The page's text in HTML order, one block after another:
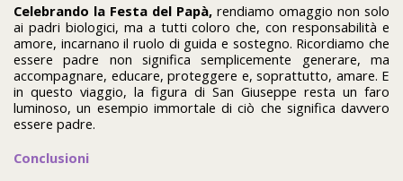
Celebrando la Festa del Papà, rendiamo omaggio non solo
ai padri biologici, ma a tutti coloro che, con responsabilità e
amore, incarnano il ruolo di guida e sostegno. Ricordiamo che
essere padre non significa semplicemente generare, ma
accompagnare, educare, proteggere e, soprattutto, amare. E
in questo viaggio, la figura di San Giuseppe resta un faro
luminoso, un esempio immortale di ciò che significa davvero
essere padre.
Conclusioni